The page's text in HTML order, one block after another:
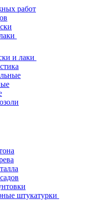
работ
и лаки
штукатурки